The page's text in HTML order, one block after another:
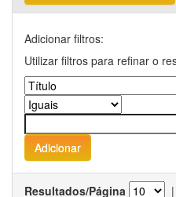
Adicionar filtros:
Utilizar filtros para refinar o
Resultados/Página |